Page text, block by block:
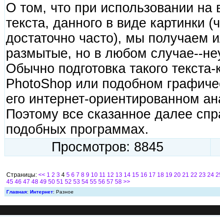
О том, что при использовании на
текста, данного в виде картинки
достаточно часто), мы получаем
размытые, но в любом случае--
Обычно подготовка такого
PhotoShop или подобном
его интернет-ориентированном
Поэтому все сказанное далее
подобных программах.
Просмотров: 8845
Страницы: << 1 2 34 5 6 7 8 9 10 11 12 13 14 15 16 17 18 19 20 21 22 23 24
45 46 47 48 49 50 51 52 53 54 55 56 57 58 >>
Главная: Интернет: Разное